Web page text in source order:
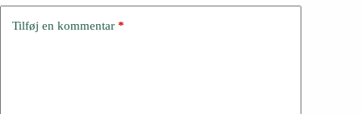
Tilføj en kommentar *